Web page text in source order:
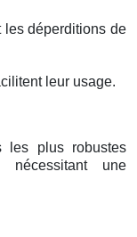
les déperditions de
leur usage.
les plus robustes
nécessitant une